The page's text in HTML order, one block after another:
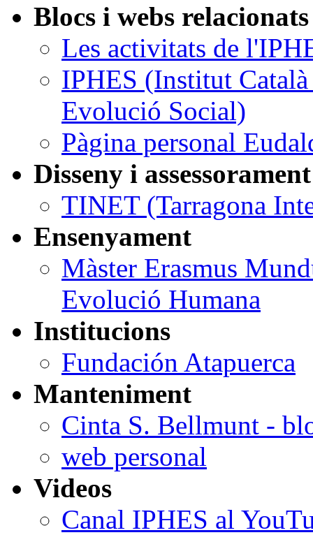
Blocs i webs relacionats
Les activitats de
IPHES (Institut
Evolució Social)
Pàgina personal
Disseny i
TINET (Tarragona
Ensenyament
Màster Erasmus
Evolució Humana
Institucions
Fundación Atapuerca
Manteniment
Cinta S. Bellmunt -
web personal
Videos
Canal IPHES al